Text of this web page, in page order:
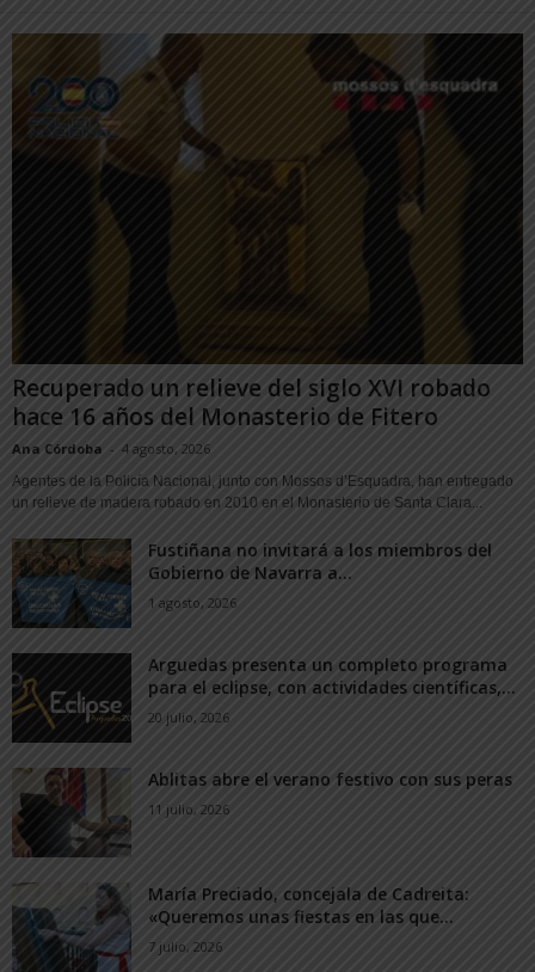
Recuperado un relieve del siglo XVI robado
hace 16 años del Monasterio de Fitero
Ana Córdoba - 4 agosto, 2026
Agentes de la Policía Nacional, junto con Mossos d’Esquadra, han entregado
un relieve de madera robado en 2010 en el Monasterio de Santa Clara...
Fustiñana no invitará a los miembros del
Gobierno de Navarra a...
1 agosto, 2026
Arguedas presenta un completo programa
para el eclipse, con actividades científicas,...
20 julio, 2026
Ablitas abre el verano festivo con sus peras
11 julio, 2026
María Preciado, concejala de Cadreita:
«Queremos unas fiestas en las que...
7 julio, 2026